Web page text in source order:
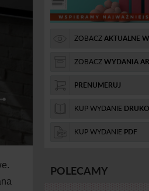
ZOBACZAKTUALNE
ZOBACZWYDANIA
PRENUMERUJ
KUP WYDANIE
KUP WYDANIE PDF
POLECAMY